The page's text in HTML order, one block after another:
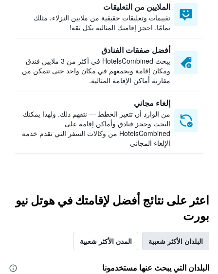
الملايين من التعليقات
تقييمات وتعليقات حقيقية من ملايين النزلاء، مثلك
تمامًا. احجز إقامتك المثالية بكل ثقة!
أفضل صفقات الفنادق
يبحث HotelsCombined في أكثر من 3 ملايين فندق
ومكان إقامة ويجمعهم في مكان واحد حتى تتمكن من
مقارنة أماكن الإقامة المثالية.
إلغاء مجاني
من الوارد أن تتغير الخطط — نتفهم ذلك. ولهذا يمكنك
البحث وحجز فنادق وأماكن إقامة على
HotelsCombined من وكالات السفر التي تقدم خدمة
الإلغاء المجاني
اعثر على نتائج أفضل لإقامتك في هوتل نيو
بورت
البلدان الأكثر شعبية المدن الأكثر شعبية
البلدان التي يبحث عنها مستخدمونا